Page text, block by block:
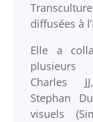
diffusées à
Elle a
plusieurs
Charles
Stephan
visuels